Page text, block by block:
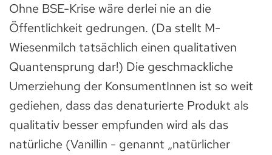
Ohne BSE-Krise wäre derlei nie an die
Öffentlichkeit gedrungen. (Da stellt M-
Wiesenmilch tatsächlich einen qualitativen
Quantensprung dar!) Die geschmackliche
Umerziehung der KonsumentInnen ist so weit
gediehen, dass das denaturierte Produkt als
qualitativ besser empfunden wird als das
natürliche (Vanillin - genannt „natürlicher